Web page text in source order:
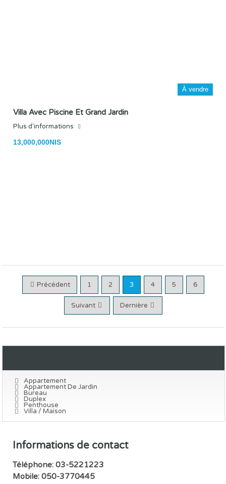
À vendre
Villa Avec Piscine Et Grand Jardin
Plus d'informations
13,000,000NIS
Précédent 1 2 3 4 5 6
Suivant Dernière
Appartement
Appartement De Jardin
Bureau
Duplex
Penthouse
Villa / Maison
Informations de contact
Téléphone: 03-5221223
Mobile: 050-3770445